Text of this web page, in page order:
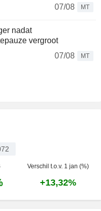
07/08
MT
nadat
vergroot
07/08
MT
Verschil t.o.v. 1 jan (%)
+13,32%